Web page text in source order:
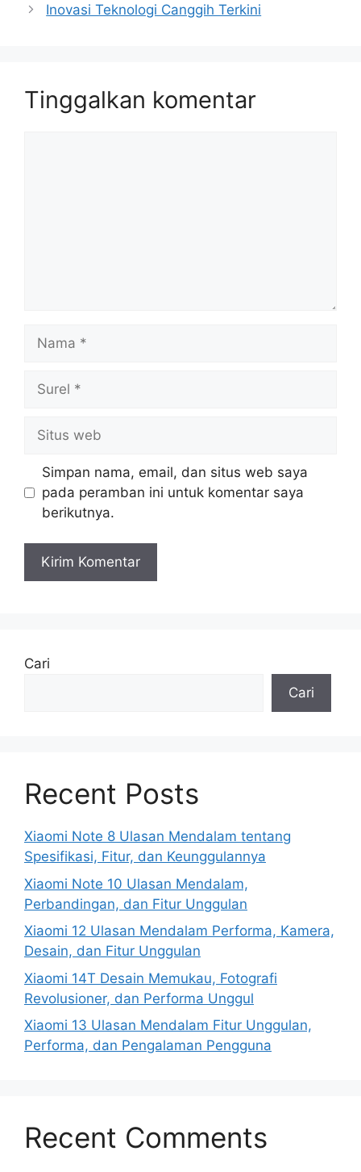
Inovasi Teknologi Canggih Terkini
Tinggalkan komentar
web
Simpan nama, email, dan situs web saya
pada peramban ini untuk komentar saya
berikutnya.
Cari
Cari
Recent Posts
Xiaomi Note 8 Ulasan Mendalam tentang
Spesifikasi, Fitur, dan Keunggulannya
Xiaomi Note 10 Ulasan Mendalam,
Perbandingan, dan Fitur Unggulan
Xiaomi 12 Ulasan Mendalam Performa, Kamera,
Desain, dan Fitur Unggulan
Xiaomi 14T Desain Memukau, Fotografi
Revolusioner, dan Performa Unggul
Xiaomi 13 Ulasan Mendalam Fitur Unggulan,
Performa, dan Pengalaman Pengguna
Recent Comments